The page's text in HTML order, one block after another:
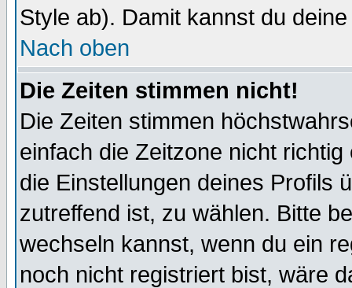
Style ab). Damit kannst du
Nach oben
Die Zeiten stimmen nicht!
Die Zeiten stimmen
einfach die Zeitzone nicht
die Einstellungen deines Profils
zutreffend ist, zu wählen. Bitte
wechseln kannst, wenn du ein
noch nicht registriert bist, wäre